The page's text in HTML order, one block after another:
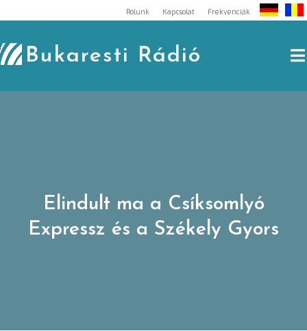
to
content
Rólunk Kapcsolat Frekvenciák
Bukaresti Rádió
Elindult ma a Csíksomlyó
Expressz és a Székely Gyors